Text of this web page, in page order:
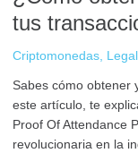
tus
Criptomonedas, Legal
Sabes cómo obtener
este artículo, te
Proof Of Attendance
revolucionaria en la